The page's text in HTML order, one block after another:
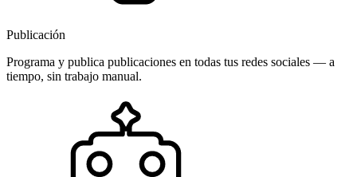
Publicación
Programa y publica publicaciones en todas tus redes sociales — a
tiempo, sin trabajo manual.